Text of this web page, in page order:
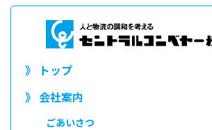
》 トップ
》 会社案内
ごあいさつ